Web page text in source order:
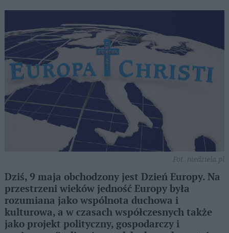
Fot. niedziela.pl
Dziś, 9 maja obchodzony jest Dzień Europy. Na
przestrzeni wieków jedność Europy była
rozumiana jako wspólnota duchowa i
kulturowa, a w czasach współczesnych także
jako projekt polityczny, gospodarczy i